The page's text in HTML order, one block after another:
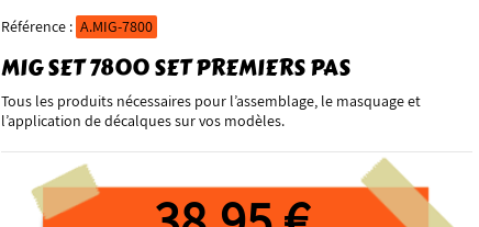
Référence : A.MIG-7800
MIG SET 7800 SET PREMIERS PAS
Tous les produits nécessaires pour l’assemblage, le masquage et
l’application de décalques sur vos modèles.